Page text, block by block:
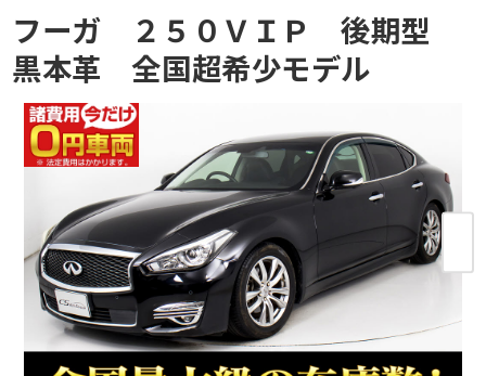
フーガ ２５０ＶＩＰ 後期型
黒本革 全国超希少モデル